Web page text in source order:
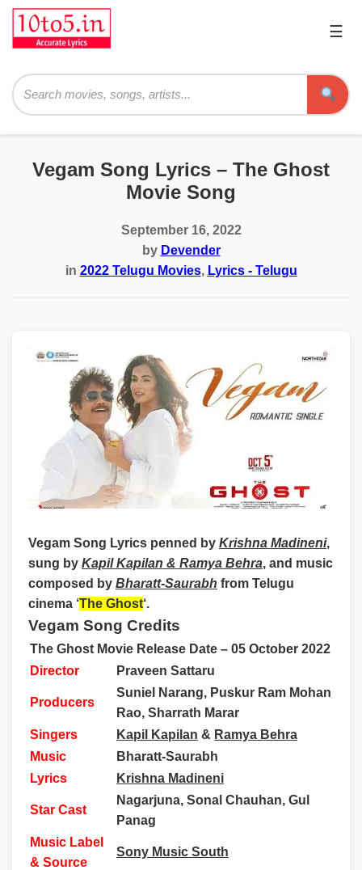
☰
Vegam Song Lyrics – The Ghost
Movie Song
September 16, 2022
by Devender
in 2022 Telugu Movies, Lyrics - Telugu
Vegam Song Lyrics penned by Krishna Madineni,
sung by Kapil Kapilan & Ramya Behra, and music
composed by Bharatt-Saurabh from Telugu
cinema ‘The Ghost‘.
Vegam Song Credits
The Ghost Movie Release Date – 05 October 2022
Director
Praveen Sattaru
Producers
Suniel Narang, Puskur Ram Mohan
Rao, Sharrath Marar
Singers
Kapil Kapilan & Ramya Behra
Music
Bharatt-Saurabh
Lyrics
Krishna Madineni
Star Cast
Nagarjuna, Sonal Chauhan, Gul
Panag
Music Label
& Source
Sony Music South